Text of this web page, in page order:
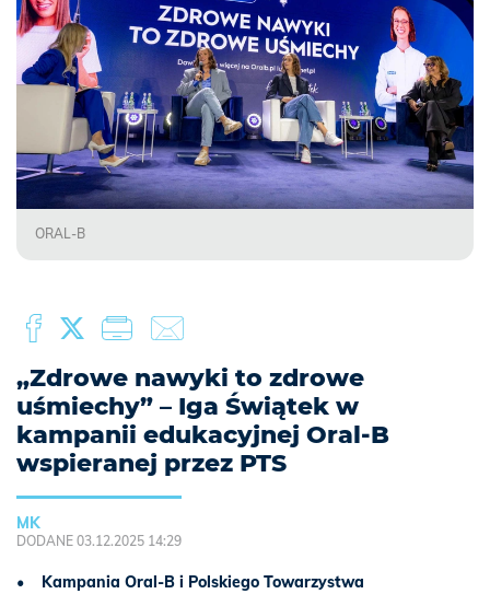
ORAL-B
„Zdrowe nawyki to zdrowe
uśmiechy” – Iga Świątek w
kampanii edukacyjnej Oral-B
wspieranej przez PTS
MK
DODANE 03.12.2025 14:29
• Kampania Oral-B i Polskiego Towarzystwa